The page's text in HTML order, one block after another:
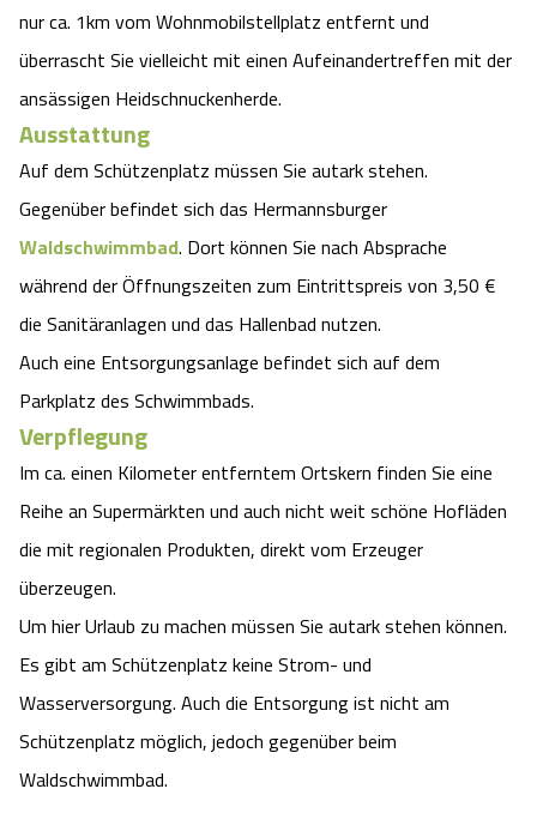
nur ca. 1km vom Wohnmobilstellplatz entfernt und
überrascht Sie vielleicht mit einen Aufeinandertreffen mit der
ansässigen Heidschnuckenherde.
Ausstattung
Auf dem Schützenplatz müssen Sie autark stehen.
Gegenüber befindet sich das Hermannsburger
Waldschwimmbad. Dort können Sie nach Absprache
während der Öffnungszeiten zum Eintrittspreis von 3,50 €
die Sanitäranlagen und das Hallenbad nutzen.
Auch eine Entsorgungsanlage befindet sich auf dem
Parkplatz des Schwimmbads.
Verpflegung
Im ca. einen Kilometer entferntem Ortskern finden Sie eine
Reihe an Supermärkten und auch nicht weit schöne Hofläden
die mit regionalen Produkten, direkt vom Erzeuger
überzeugen.
Um hier Urlaub zu machen müssen Sie autark stehen können.
Es gibt am Schützenplatz keine Strom- und
Wasserversorgung. Auch die Entsorgung ist nicht am
Schützenplatz möglich, jedoch gegenüber beim
Waldschwimmbad.